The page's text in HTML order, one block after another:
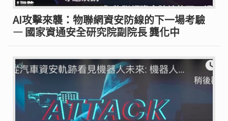
AI攻擊來襲：物聯網資安防線的下一場考驗
— 國家資通安全研究院副院長 龔化中